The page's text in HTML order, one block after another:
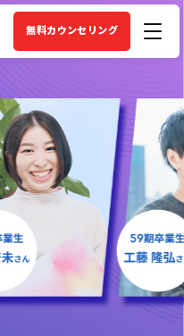
無料カウンセリング